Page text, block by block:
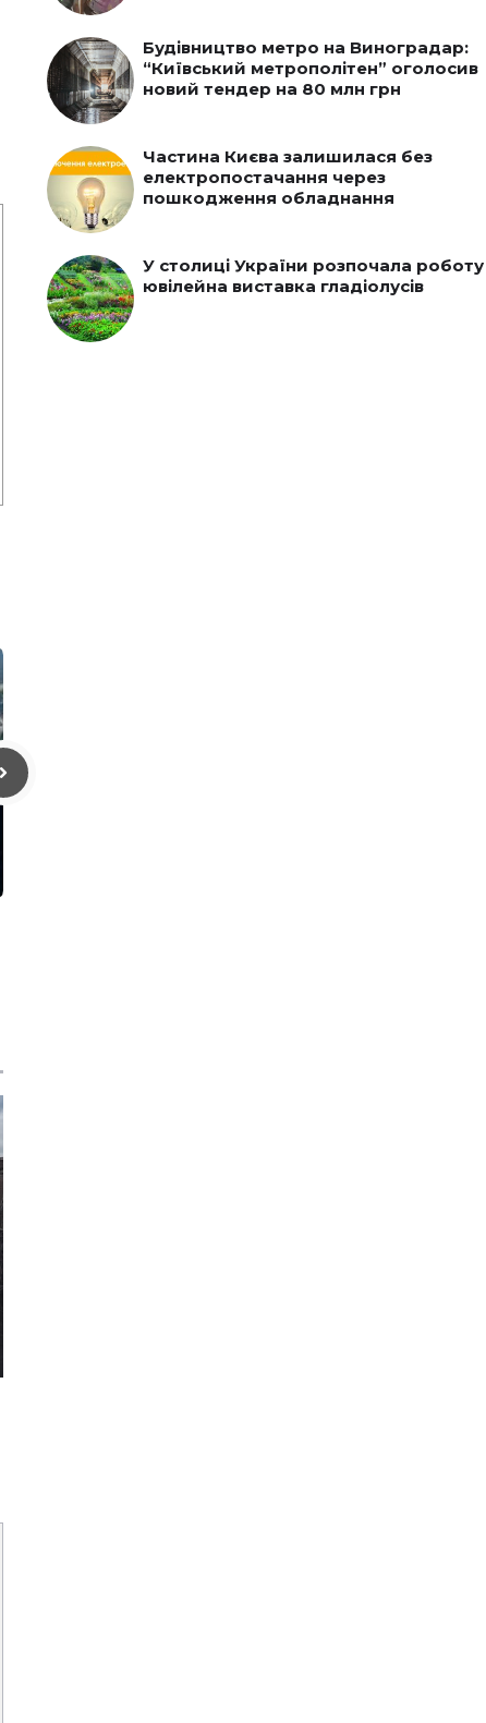
Будівництво метро на Виноградар:
“Київський метрополітен” оголосив
новий тендер на 80 млн грн
Частина Києва залишилася без
електропостачання через
пошкодження обладнання
У столиці України розпочала роботу
ювілейна виставка гладіолусів